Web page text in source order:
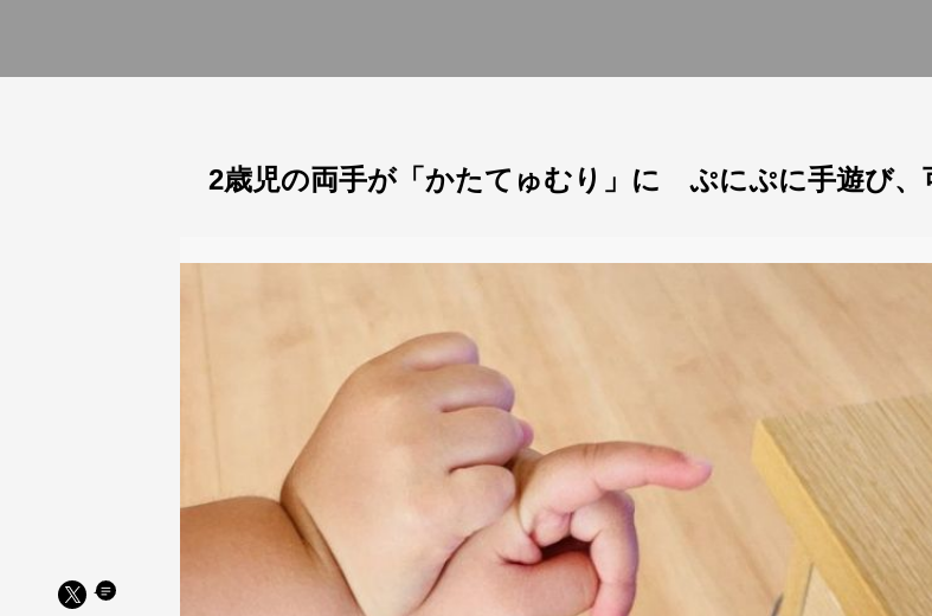
2歳児の両手が「かたてゅむり」に ぷにぷに手遊び、